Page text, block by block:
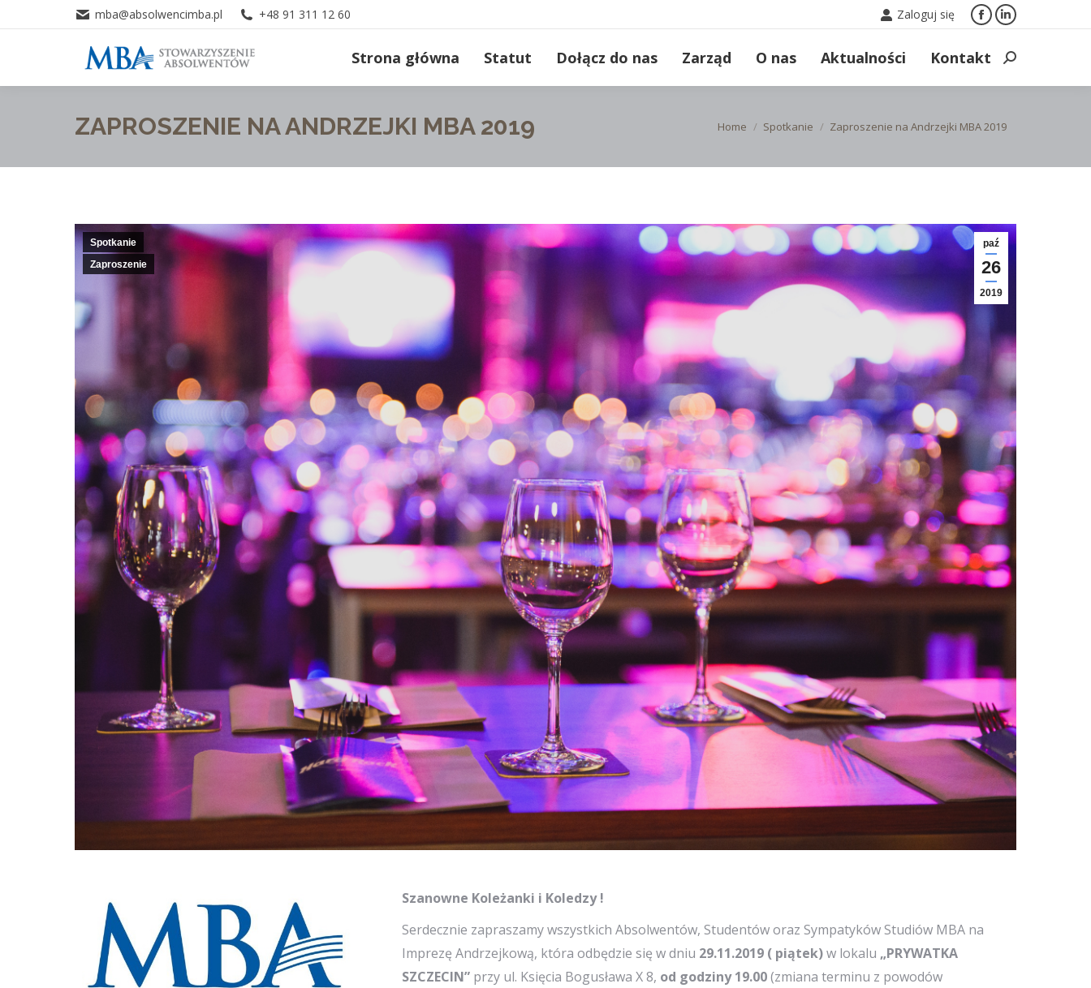
mba@absolwencimba.pl +48 91 311 12 60 Zaloguj się
Facebook
opens
in
window
Linkedin
opens
in
window
Strona główna Statut Dołącz do nas Zarząd O nas Aktualności Kontakt Search:
ZAPROSZENIE NA ANDRZEJKI MBA 2019 You are here:
Home Spotkanie Zaproszenie na Andrzejki MBA 2019
paź
26
2019
Spotkanie
Zaproszenie
Szanowne Koleżanki i Koledzy !
Serdecznie zapraszamy wszystkich Absolwentów, Studentów oraz Sympatyków Studiów MBA na
Imprezę Andrzejkową, która odbędzie się w dniu 29.11.2019 ( piątek)w lokalu „PRYWATKA
SZCZECIN” przy ul. Księcia Bogusława X 8, od godziny 19.00(zmiana terminu z powodów